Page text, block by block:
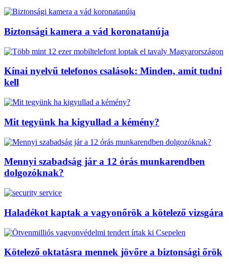
Biztonsági kamera a vád koronatanúja
Kínai nyelvű telefonos csalások: Minden, amit tudni
kell
Mit tegyünk ha kigyullad a kémény?
Mennyi szabadság jár a 12 órás munkarendben
dolgozóknak?
Haladékot kaptak a vagyonőrök a kötelező vizsgára
Kötelező oktatásra mennek jövőre a biztonsági őrök